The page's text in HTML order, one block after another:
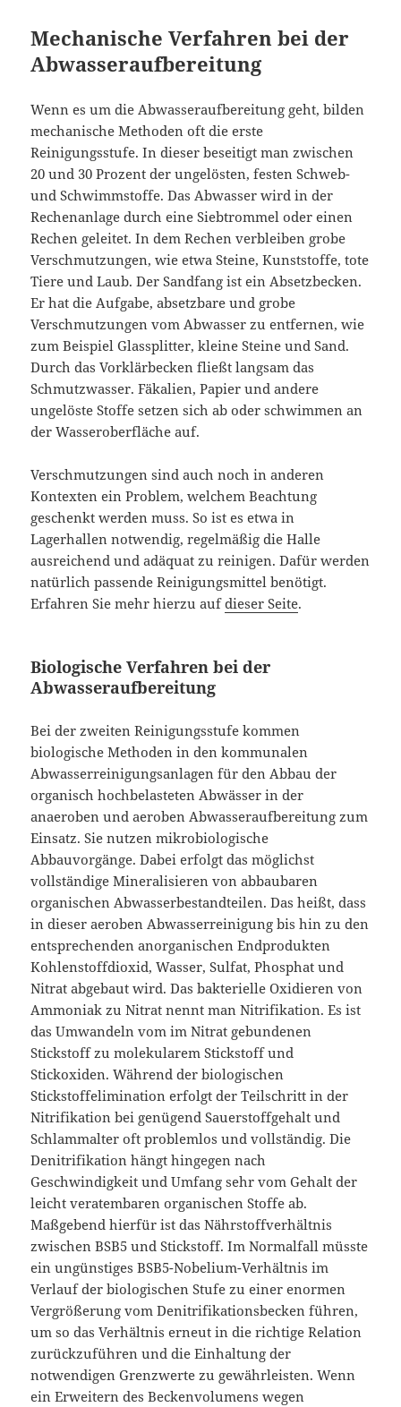
Mechanische Verfahren bei der
Abwasseraufbereitung
Wenn es um die Abwasseraufbereitung geht, bilden
mechanische Methoden oft die erste
Reinigungsstufe. In dieser beseitigt man zwischen
20 und 30 Prozent der ungelösten, festen Schweb-
und Schwimmstoffe. Das Abwasser wird in der
Rechenanlage durch eine Siebtrommel oder einen
Rechen geleitet. In dem Rechen verbleiben grobe
Verschmutzungen, wie etwa Steine, Kunststoffe, tote
Tiere und Laub. Der Sandfang ist ein Absetzbecken.
Er hat die Aufgabe, absetzbare und grobe
Verschmutzungen vom Abwasser zu entfernen, wie
zum Beispiel Glassplitter, kleine Steine und Sand.
Durch das Vorklärbecken fließt langsam das
Schmutzwasser. Fäkalien, Papier und andere
ungelöste Stoffe setzen sich ab oder schwimmen an
der Wasseroberfläche auf.
Verschmutzungen sind auch noch in anderen
Kontexten ein Problem, welchem Beachtung
geschenkt werden muss. So ist es etwa in
Lagerhallen notwendig, regelmäßig die Halle
ausreichend und adäquat zu reinigen. Dafür werden
natürlich passende Reinigungsmittel benötigt.
Erfahren Sie mehr hierzu aufdieser Seite.
Biologische Verfahren bei der
Abwasseraufbereitung
Bei der zweiten Reinigungsstufe kommen
biologische Methoden in den kommunalen
Abwasserreinigungsanlagen für den Abbau der
organisch hochbelasteten Abwässer in der
anaeroben und aeroben Abwasseraufbereitung zum
Einsatz. Sie nutzen mikrobiologische
Abbauvorgänge. Dabei erfolgt das möglichst
vollständige Mineralisieren von abbaubaren
organischen Abwasserbestandteilen. Das heißt, dass
in dieser aeroben Abwasserreinigung bis hin zu den
entsprechenden anorganischen Endprodukten
Kohlenstoffdioxid, Wasser, Sulfat, Phosphat und
Nitrat abgebaut wird. Das bakterielle Oxidieren von
Ammoniak zu Nitrat nennt man Nitrifikation. Es ist
das Umwandeln vom im Nitrat gebundenen
Stickstoff zu molekularem Stickstoff und
Stickoxiden. Während der biologischen
Stickstoffelimination erfolgt der Teilschritt in der
Nitrifikation bei genügend Sauerstoffgehalt und
Schlammalter oft problemlos und vollständig. Die
Denitrifikation hängt hingegen nach
Geschwindigkeit und Umfang sehr vom Gehalt der
leicht veratembaren organischen Stoffe ab.
Maßgebend hierfür ist das Nährstoffverhältnis
zwischen BSB5 und Stickstoff. Im Normalfall müsste
ein ungünstiges BSB5-Nobelium-Verhältnis im
Verlauf der biologischen Stufe zu einer enormen
Vergrößerung vom Denitrifikationsbecken führen,
um so das Verhältnis erneut in die richtige Relation
zurückzuführen und die Einhaltung der
notwendigen Grenzwerte zu gewährleisten. Wenn
ein Erweitern des Beckenvolumens wegen